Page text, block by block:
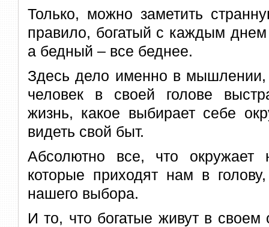
Только, можно заметить
правило, богатый с каждым днем
а бедный – все беднее.
Здесь дело именно в
человек в своей голове
жизнь, какое выбирает себе
видеть свой быт.
Абсолютно все, что
которые приходят нам в
нашего выбора.
И то, что богатые живут в